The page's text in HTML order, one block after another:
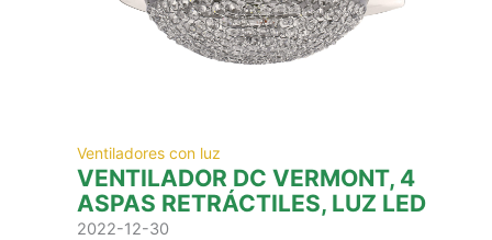
Ventiladores con luz
VENTILADOR DC VERMONT, 4
ASPAS RETRÁCTILES, LUZ LED
2022-12-30